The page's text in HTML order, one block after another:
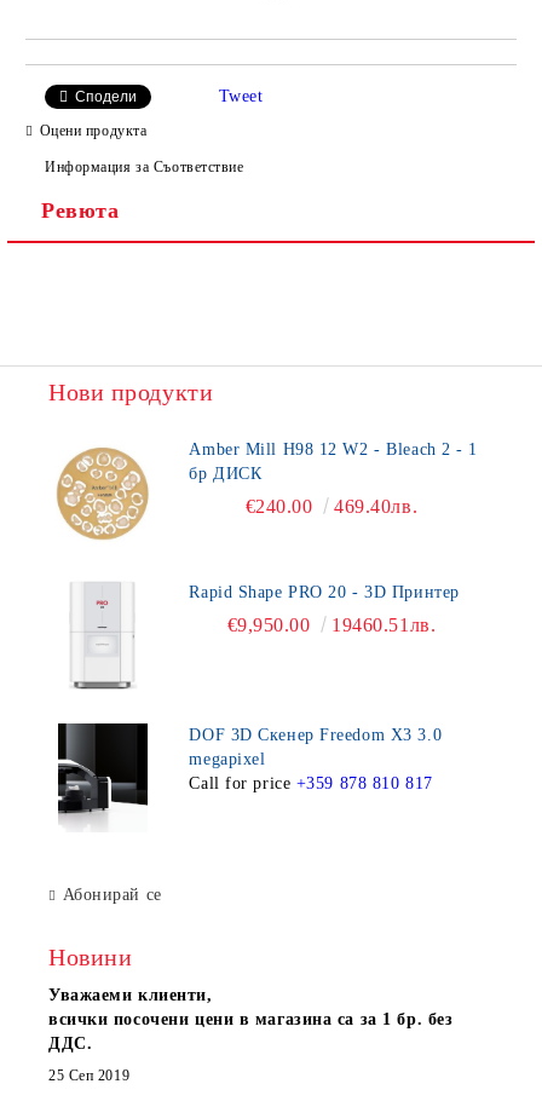
Сподели Tweet
Оцени продукта
Информация за Съответствие
Ревюта
Нови продукти
Amber Mill H98 12 W2 - Bleach 2 - 1
бр ДИСК
€240.00 469.40лв.
Rapid Shape PRO 20 - 3D Принтер
€9,950.00 19460.51лв.
DOF 3D Скенер Freedom X3 3.0
megapixel
Call for price +359 878 810 817
Абонирай се
Новини
Уважаеми клиенти,
всички посочени цени в магазина са за 1 бр. без
ДДС.
25 Сеп 2019